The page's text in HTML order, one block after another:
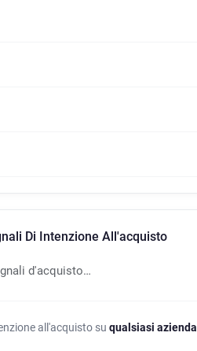
Di Intenzione All'acquisto
d'acquisto…
all'acquisto su qualsiasi azienda